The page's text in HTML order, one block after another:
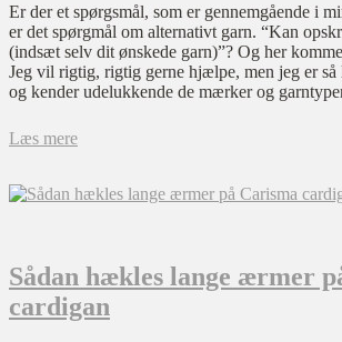
Er der et spørgsmål, som er gennemgående i
er det spørgmål om alternativt garn. “Kan
(indsæt selv dit ønskede garn)”? Og her
Jeg vil rigtig, rigtig gerne hjælpe, men jeg er så
og kender udelukkende de mærker og
Læs mere
Sådan hækles lange ærmer
cardigan